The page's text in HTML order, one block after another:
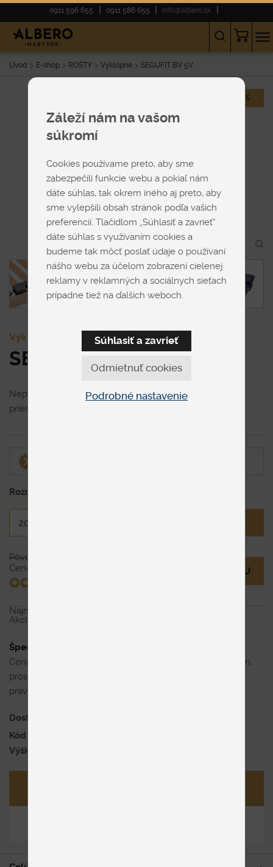
0911 596 655 0911 586 655 info@albero.sk
Úvod E-shop ROŠTY Výklopné SEGUFIT BV 5V
-20%
Výklopné
SEGUFIT BV 5V
Nepolohovateľný lamelový rošt pre postele s úložným
priestorom. V ponuke je
Rozmer roštu
Chcem vlastný rozmer
Pôvodne € 183
Cena
od € 146
MÁM OTÁZKU
Najnižšia cena za posledných 30 dní pred zľavou:
Akcia platí do vypredania zásob.
Špecifikácia uvedenej ceny
Cena je za rozmer 200x90 cm. V prípade objednávky nám,
prosím, uveďte do poznámky, aký typ roštu požadujete –
pravý alebo ľavý. (Na obrázku je ľavý rošt).
Dostupnosť
Kód produktu
Výška roštu
Záleží nám na vašom
súkromí
Cookies používame preto, aby sme
zabezpečili funkcie webu a pokiaľ nám
dáte súhlas, tak okrem iného aj preto, aby
sme vylepšili obsah stránok podľa vašich
preferencií. Tlačidlom „Súhlasiť a zavrieť“
dáte súhlas s využívaním cookies a
budeme tak môcť poslať údaje o používaní
nášho webu za účelom zobrazení cielenej
reklamy v reklamných a sociálnych sieťach
prípadne tiež na ďalších weboch.
Odmietnuť cookies
Súhlasiť a zavrieť
Podrobné nastavenie